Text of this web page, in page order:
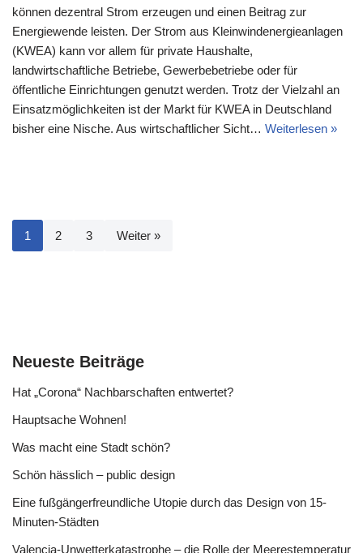
können dezentral Strom erzeugen und einen Beitrag zur
Energiewende leisten. Der Strom aus Kleinwindenergieanlagen
(KWEA) kann vor allem für private Haushalte,
landwirtschaftliche Betriebe, Gewerbebetriebe oder für
öffentliche Einrichtungen genutzt werden. Trotz der Vielzahl an
Einsatzmöglichkeiten ist der Markt für KWEA in Deutschland
bisher eine Nische. Aus wirtschaftlicher Sicht… Weiterlesen »
1 2 3 Weiter »
Neueste Beiträge
Hat „Corona“ Nachbarschaften entwertet?
Hauptsache Wohnen!
Was macht eine Stadt schön?
Schön hässlich – public design
Eine fußgängerfreundliche Utopie durch das Design von 15-
Minuten-Städten
Valencia-Unwetterkatastrophe – die Rolle der Meerestemperatur